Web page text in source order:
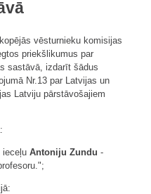
vēsturnieku komisijas
priekšlikumus par
sastāvā, izdarīt šādus
Nr.13 par Latvijas un
Latviju pārstāvošajiem
ieceļu Antoniju Zundu -